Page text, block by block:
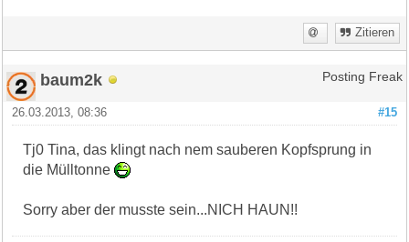
Zitieren
baum2k Posting Freak
#15
26.03.2013, 08:36
Tj0 Tina, das klingt nach nem sauberen Kopfsprung in
die Mülltonne
Sorry aber der musste sein...NICH HAUN!!